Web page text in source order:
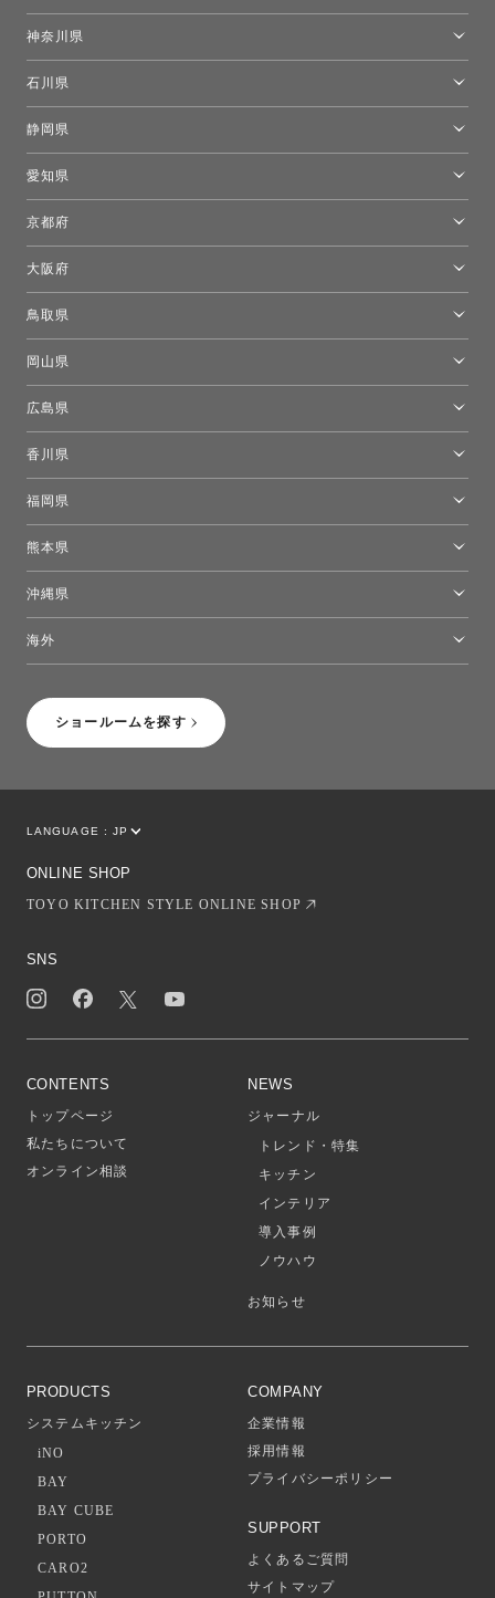
ショールームを探す
モーイ東京
キーブー東京
FLOS｜フロスデザインスペース青山
神奈川県
石川県
静岡県
愛知県
京都府
大阪府
鳥取県
岡山県
広島県
香川県
福岡県
熊本県
沖縄県
海外
LANGUAGE : JP
ONLINE SHOP
TOYO KITCHEN STYLE ONLINE SHOP
SNS
CONTENTS
トップページ
私たちについて
オンライン相談
NEWS
ジャーナル
トレンド・特集
キッチン
インテリア
導入事例
ノウハウ
お知らせ
PRODUCTS
システムキッチン
iNO
BAY
BAY CUBE
PORTO
CARO2
COMPANY
企業情報
採用情報
プライバシーポリシー
SUPPORT
よくあるご質問
サイトマップ